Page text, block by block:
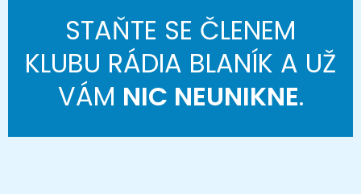
STAŇTE SE ČLENEM
KLUBU RÁDIA BLANÍK A UŽ
VÁM NIC NEUNIKNE.